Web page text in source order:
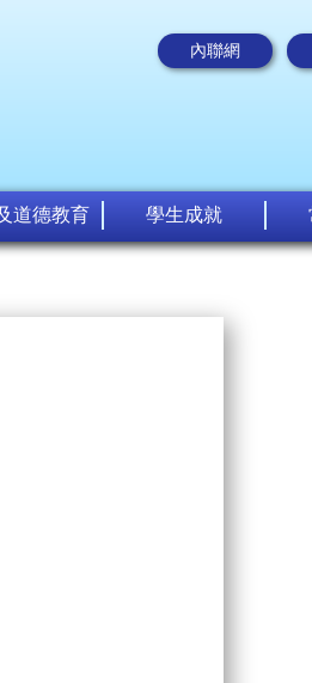
內聯網
道德教育 學生成就